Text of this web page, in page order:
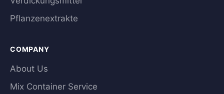
Pflanzenextrakte
COMPANY
About Us
Mix Container Service